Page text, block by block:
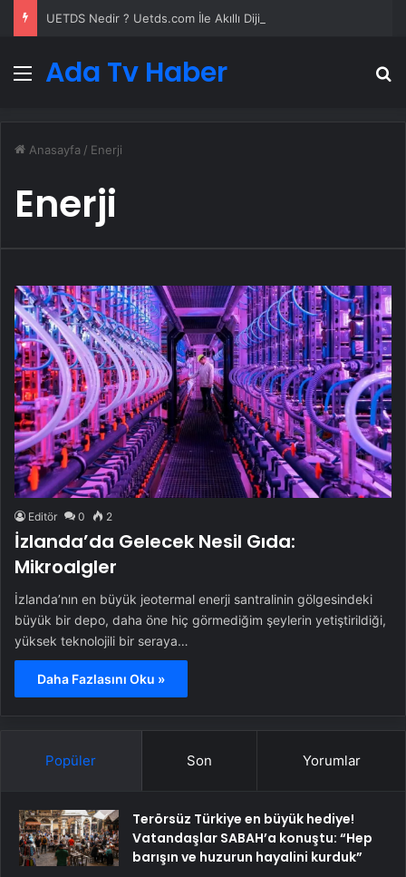
Menü
Ada Tv Haber
Anasayfa / Enerji
Enerji
Editör 0 2
İzlanda’da Gelecek Nesil Gıda:
Mikroalgler
İzlanda’nın en büyük jeotermal enerji santralinin gölgesindeki
büyük bir depo, daha öne hiç görmediğim şeylerin yetiştirildiği,
yüksek teknolojili bir seraya…
Daha Fazlasını Oku »
Popüler Son Yorumlar
Terörsüz Türkiye en büyük hediye!
Vatandaşlar SABAH’a konuştu: “Hep
barışın ve huzurun hayalini kurduk”